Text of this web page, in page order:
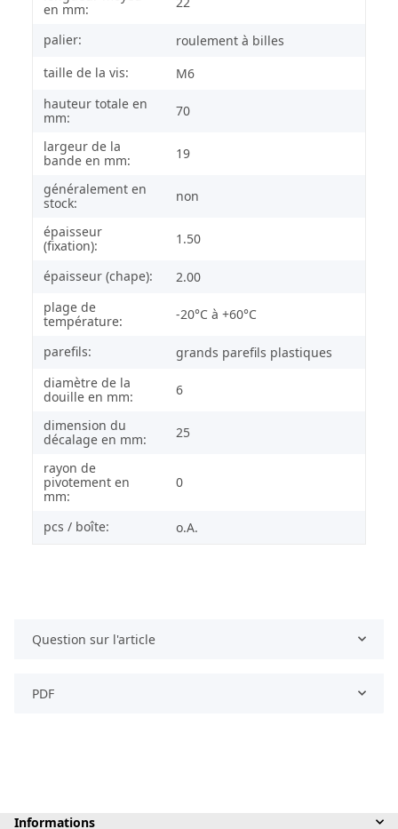
en mm:
palier:
roulement à billes
taille de la vis:
M6
hauteur totale en
mm:
70
largeur de la
bande en mm:
19
généralement en
stock:
non
épaisseur
(fixation):
1.50
épaisseur (chape):
2.00
plage de
température:
-20°C à +60°C
parefils:
grands parefils plastiques
diamètre de la
douille en mm:
6
dimension du
décalage en mm:
25
rayon de
pivotement en
mm:
0
pcs / boîte: o.A.
Question sur l'article
PDF
Informations